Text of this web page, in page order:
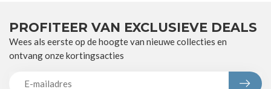
PROFITEER VAN EXCLUSIEVE DEALS
Wees als eerste op de hoogte van nieuwe collecties en
ontvang onze kortingsacties